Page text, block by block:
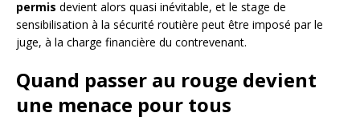
permis devient alors quasi inévitable, et le stage de
sensibilisation à la sécurité routière peut être imposé par le
juge, à la charge financière du contrevenant.
Quand passer au rouge devient
une menace pour tous